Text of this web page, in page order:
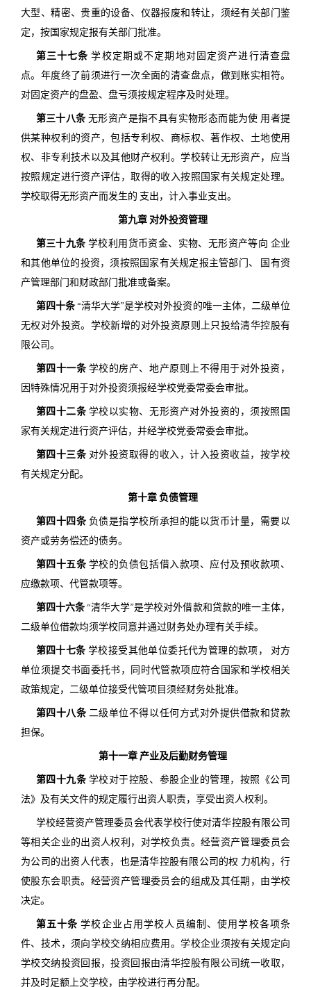
大型、精密、贵重的设备、仪器报废和转让，须经有关部门鉴
定，按国家规定报有关部门批准。
第三十七条学校定期或不定期地对固定资产进行清查盘
点。年度终了前须进行一次全面的清查盘点，做到账实相符。
对固定资产的盘盈、盘亏须按规定程序及时处理。
第三十八条 无形资产是指不具有实物形态而能为使 用者提
供某种权利的资产，包括专利权、商标权、著作权、土地使用
权、非专利技术以及其他财产权利。学校转让无形资产，应当
按照规定进行资产评估，取得的收入按照国家有关规定处理。
学校取得无形资产而发生的 支出，计入事业支出。
第九章 对外投资管理
第三十九条 学校利用货币资金、实物、无形资产等向 企业
和其他单位的投资，须按照国家有关规定报主管部门、 国有资
产管理部门和财政部门批准或备案。
第四十条“清华大学”是学校对外投资的唯一主体，二级单位
无权对外投资。学校新增的对外投资原则上只投给清华控股有
限公司。
第四十一条 学校的房产、地产原则上不得用于对外投资，
因特殊情况用于对外投资须报经学校党委常委会审批。
第四十二条 学校以实物、无形资产对外投资的，须按照国
家有关规定进行资产评估，并经学校党委常委会审批。
第四十三条 对外投资取得的收入，计入投资收益，按学校
有关规定分配。
第十章 负债管理
第四十四条 负债是指学校所承担的能以货币计量，需要以
资产或劳务偿还的债务。
第四十五条 学校的负债包括借入款项、应付及预收款项、
应缴款项、代管款项等。
第四十六条“清华大学”是学校对外借款和贷款的唯一主体，
二级单位借款均须学校同意并通过财务处办理有关手续。
第四十七条 学校接受其他单位委托代为管理的款项， 对方
单位须提交书面委托书，同时代管款项应符合国家和学校相关
政策规定，二级单位接受代管项目须经财务处批准。
第四十八条 二级单位不得以任何方式对外提供借款和贷款
担保。
第十一章 产业及后勤财务管理
第四十九条 学校对于控股、参股企业的管理，按照《公司
法》及有关文件的规定履行出资人职责，享受出资人权利。
学校经营资产管理委员会代表学校行使对清华控股有限公司
等相关企业的出资人权利，对学校负责。经营资产管理委员会
为公司的出资人代表，也是清华控股有限公司的权 力机构，行
使股东会职责。经营资产管理委员会的组成及其任期，由学校
决定。
第五十条 学校企业占用学校人员编制、使用学校各项条
件、技术，须向学校交纳相应费用。学校企业须按有关规定向
学校交纳投资回报，投资回报由清华控股有限公司统一收取，
并及时足额上交学校，由学校进行再分配。